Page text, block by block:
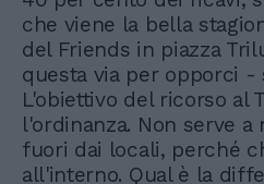
che viene la bella
del Friends in piazza
questa via per opporci -
L'obiettivo del ricorso al
l'ordinanza. Non serve
fuori dai locali, perché
all'interno. Qual è la